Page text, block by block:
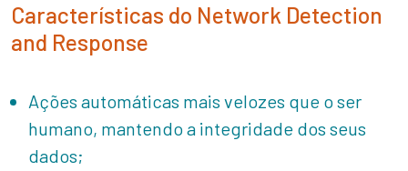
Características do Network Detection
and Response
Ações automáticas mais velozes que o ser
humano, mantendo a integridade dos seus
dados;